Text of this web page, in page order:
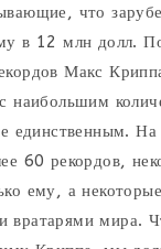
что
в 12 млн долл.
Макс
наибольшим
единственным.
60 рекордов,
ему, а
мира.